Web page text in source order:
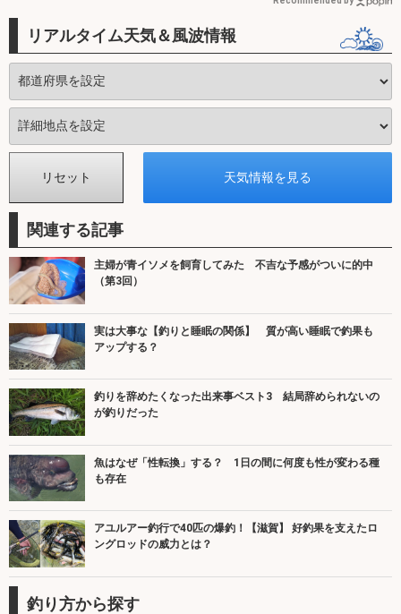
リアルタイム天気＆風波情報
関連する記事
主婦が青イソメを飼育してみた 不吉な予感がついに的中
（第3回）
実は大事な【釣りと睡眠の関係】 質が高い睡眠で釣果も
アップする？
釣りを辞めたくなった出来事ベスト3 結局辞められないの
が釣りだった
魚はなぜ「性転換」する？ 1日の間に何度も性が変わる種
も存在
アユルアー釣行で40匹の爆釣！【滋賀】 好釣果を支えたロ
ングロッドの威力とは？
釣り方から探す